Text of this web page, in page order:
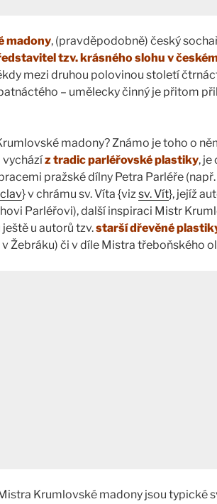
madony, (pravděpodobně) český
tzv. krásného slohu v
mezi druhou polovinou století
– umělecky činný je přitom
madony? Známo je toho o
vycházíz tradic parléřovské plastiky, je
pražské dílny Petra Parléře
} v chrámu sv. Víta {vizsv. Vít}, jejíž
Parléřovi), další inspiraci Mistr
u autorů tzv.starší dřevěné
Žebráku) či v díle Mistra třeboňského
Krumlovské madony jsou typické